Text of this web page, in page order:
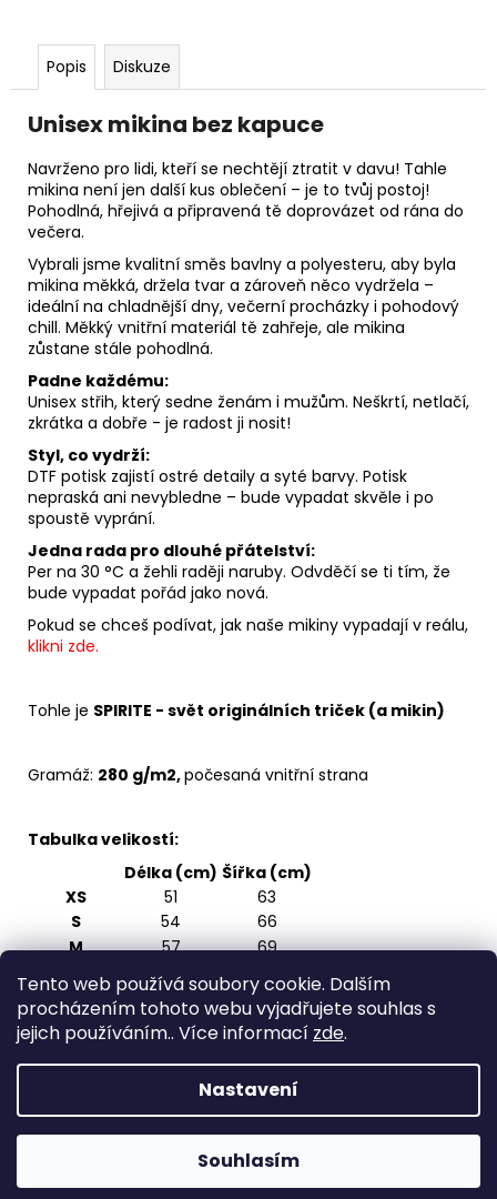
Tento web používá soubory cookie. Dalším
procházením tohoto webu vyjadřujete souhlas s
jejich používáním.. Více informací zde.
Nastavení
Souhlasím
Popis Diskuze
Unisex mikina bez kapuce
Navrženo pro lidi, kteří se nechtějí ztratit v davu! Tahle
mikina není jen další kus oblečení – je to tvůj postoj!
Pohodlná, hřejivá a připravená tě doprovázet od rána do
večera.
Vybrali jsme kvalitní směs bavlny a polyesteru, aby byla
mikina měkká, držela tvar a zároveň něco vydržela –
ideální na chladnější dny, večerní procházky i pohodový
chill. Měkký vnitřní materiál tě zahřeje, ale mikina
zůstane stále pohodlná.
Padne každému:
Unisex střih, který sedne ženám i mužům. Neškrtí, netlačí,
zkrátka a dobře - je radost ji nosit!
Styl, co vydrží:
DTF potisk zajistí ostré detaily a syté barvy. Potisk
nepraská ani nevybledne – bude vypadat skvěle i po
spoustě vyprání.
Jedna rada pro dlouhé přátelství:
Per na 30 °C a žehli raději naruby. Odvděčí se ti tím, že
bude vypadat pořád jako nová.
Pokud se chceš podívat, jak naše mikiny vypadají v reálu,
klikni zde.
Tohle je SPIRITE - svět originálních triček (a mikin)
Gramáž: 280 g/m2,počesaná vnitřní strana
Tabulka velikostí:
Délka (cm) Šířka (cm)
XS
51
63
S
54
66
M
57
69
60
XL
63
2XL
66
78
3XL
á
a
Copyright 2026Spirite - svět originálních triček.
Všechna práva vyhrazena.